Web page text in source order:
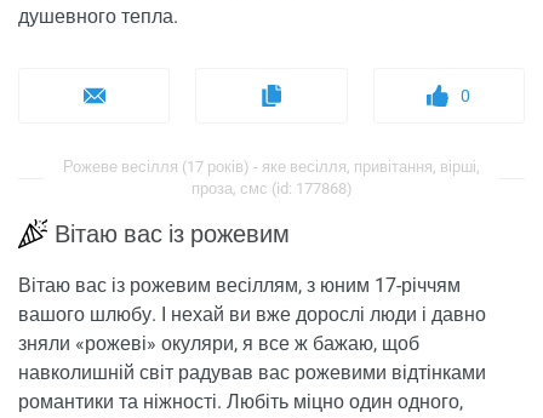
душевного тепла.
0
Рожеве весілля (17 років) - яке весілля, привітання, вірші,
проза, смс (id: 177868)
Вітаю вас із рожевим
Вітаю вас із рожевим весіллям, з юним 17-річчям
вашого шлюбу. І нехай ви вже дорослі люди і давно
зняли «рожеві» окуляри, я все ж бажаю, щоб
навколишній світ радував вас рожевими відтінками
романтики та ніжності. Любіть міцно один одного,